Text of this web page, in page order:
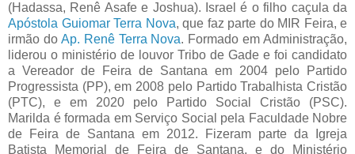
(Hadassa, Renê Asafe e Joshua). Israel é o filho caçula da
Apóstola Guiomar Terra Nova, que faz parte do MIR Feira, e
irmão do Ap. Renê Terra Nova. Formado em Administração,
liderou o ministério de louvor Tribo de Gade e foi candidato
a Vereador de Feira de Santana em 2004 pelo Partido
Progressista (PP), em 2008 pelo Partido Trabalhista Cristão
(PTC), e em 2020 pelo Partido Social Cristão (PSC).
Marilda é formada em Serviço Social pela Faculdade Nobre
de Feira de Santana em 2012. Fizeram parte da Igreja
Batista Memorial de Feira de Santana, e do Ministério